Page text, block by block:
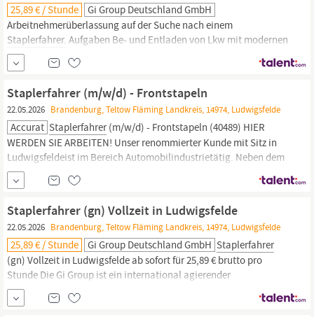
25,89 € / Stunde
Gi Group Deutschland GmbH
Arbeitnehmerüberlassung auf der Suche nach einem
Staplerfahrer. Aufgaben Be- und Entladen von Lkw mit modernen
Flurförderfahrzeugen Sicheres und effizientes Transportieren von
Materialien innerhalb des Werks Einlagerung und fachgerechte
Bereitstellung von Bauteilen und Waren Kontrolle der
angelieferten Waren auf Vollständigkeit und Unversehrtheit
Staplerfahrer (m/w/d) - Frontstapeln
22.05.2026 Brandenburg, Teltow Fläming Landkreis, 14974, Ludwigsfelde
Accurat Staplerfahrer(m/w/d) - Frontstapeln (40489) HIER
WERDEN SIE ARBEITEN! Unser renommierter Kunde mit Sitz in
Ludwigsfeldeist im Bereich Automobilindustrietätig. Neben dem
guten Arbeitsklima werden Ihnen zahlreiche Mitarbeitervorteile
sowie interessante Aufgaben geboten. Zur Unterstützung suchen
Staplerfahrer (gn) Vollzeit in Ludwigsfelde
22.05.2026 Brandenburg, Teltow Fläming Landkreis, 14974, Ludwigsfelde
25,89 € / Stunde Gi Group Deutschland GmbH Staplerfahrer
(gn) Vollzeit in Ludwigsfelde ab sofort für 25,89 € brutto pro
Stunde Die Gi Group ist ein international agierender
Personaldienstleister mit mehr als 500 Standorten in 40 Ländern.
Für einen renommierten Automobilhersteller, mit Sitz in Berlin